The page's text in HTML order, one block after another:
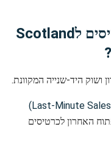
במבט מהיר: איך קונים כרטיסים לScotland
היד-שנייה המקוונת.
המסלול הפתוח האחרון לכרטיסים